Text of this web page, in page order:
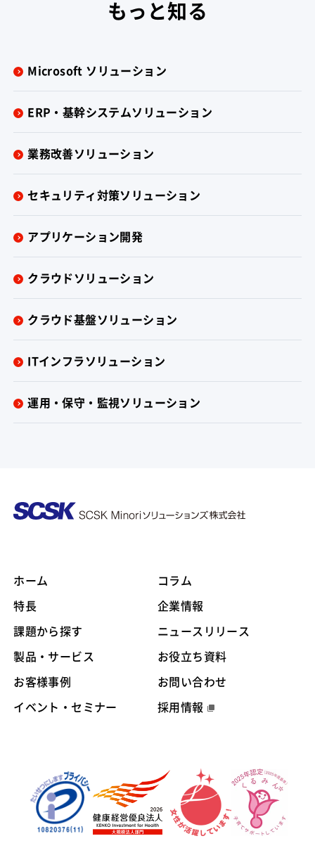
もっと知る
Microsoft ソリューション
ERP・基幹システムソリューション
業務改善ソリューション
セキュリティ対策ソリューション
アプリケーション開発
クラウドソリューション
クラウド基盤ソリューション
ITインフラソリューション
運用・保守・監視ソリューション
ホーム
特長
課題から探す
製品・サービス
お客様事例
イベント・セミナー
コラム
企業情報
ニュースリリース
お役立ち資料
お問い合わせ
採用情報